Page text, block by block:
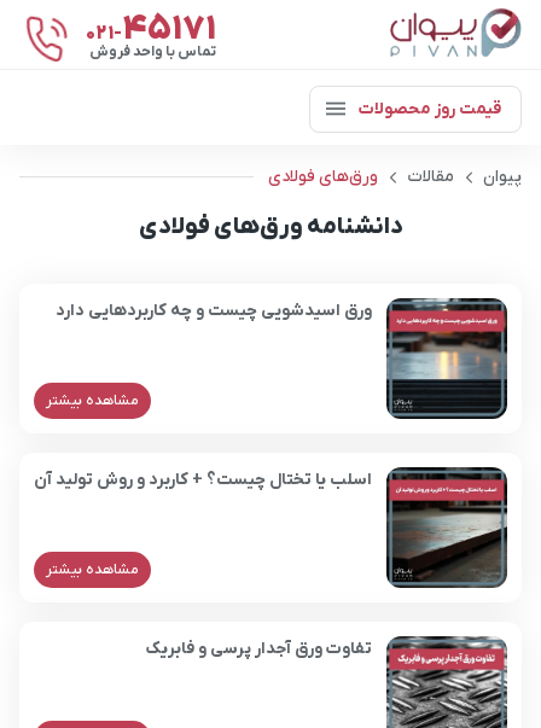
021-۴۵۱۷۱
تماس با واحد فروش
قیمت روز محصولات
پیوان مقالات ورق‌های فولادی
دانشنامه ورق‌های فولادی
ورق اسیدشویی چیست و چه کاربردهایی دارد
مشاهده بیشتر
اسلب یا تختال چیست؟ + کاربرد و روش تولید آن
مشاهده بیشتر
تفاوت ورق آجدار پرسی و فابریک